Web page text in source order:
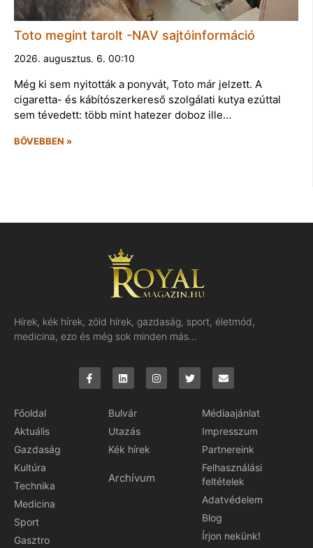
Toto megint tarolt -NAV sajtóinformáció
2026. augusztus. 6. 00:10
Még ki sem nyitották a ponyvát, Toto már jelzett. A
cigaretta- és kábítószerkereső szolgálati kutya ezúttal
sem tévedett: több mint hatezer doboz ille…
BŐVEBBEN »
Hírek, kék hírek, zöld hírek, gazdaság, sport, életmód,
medicina, ezo és még sok minden más…
Főoldal
Aktuális
Gazdaság
Kultúra
Technika
Medicina
Sport
Gasztro
Bulvár
Utazás
Kék hírek
Archívum
Médiaajánlat
Impresszum
Partnereink
Felhasználási
feltételek
Adatvédelem
Blog
Írjon nekünk!